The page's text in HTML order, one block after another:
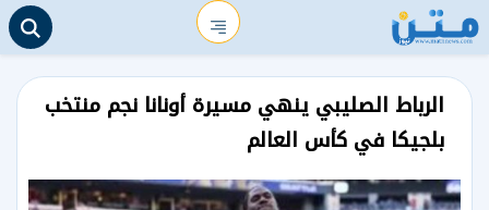
الرباط الصليبي ينهي مسيرة أونانا نجم منتخب
بلجيكا في كأس العالم